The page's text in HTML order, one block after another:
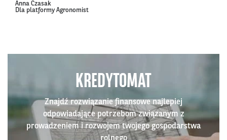
Anna Czasak
Dla platformy Agronomist
KREDYTOMAT
Znajdź rozwiązanie finansowe najlepiej
odpowiadające potrzebom związanym z
prowadzeniem i rozwojem twojego gospodarstwa